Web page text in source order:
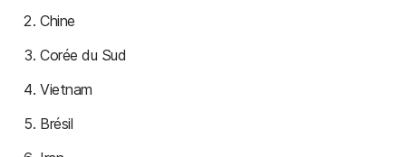
Chine
Corée du Sud
Vietnam
Brésil